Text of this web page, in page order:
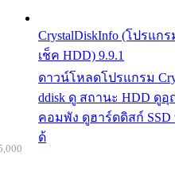
CrystalDiskInfo (โปรแกร
เช็ค HDD) 9.9.1
ดาวน์โหลดโปรแกรม
ddisk ดู สถานะ HDD ดู
คอมพัง ดูฮาร์ดดิสก์ SSD
ด้